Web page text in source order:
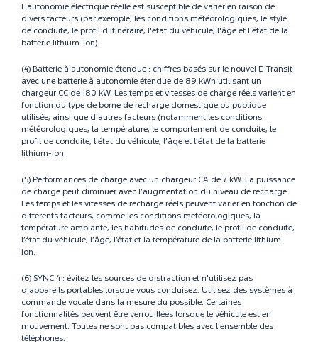
L'autonomie électrique réelle est susceptible de varier en raison de
divers facteurs (par exemple, les conditions météorologiques, le style
de conduite, le profil d'itinéraire, l'état du véhicule, l'âge et l'état de la
batterie lithium-ion).
(4) Batterie à autonomie étendue : chiffres basés sur le nouvel E-Transit
avec une batterie à autonomie étendue de 89 kWh utilisant un
chargeur CC de 180 kW. Les temps et vitesses de charge réels varient en
fonction du type de borne de recharge domestique ou publique
utilisée, ainsi que d'autres facteurs (notamment les conditions
météorologiques, la température, le comportement de conduite, le
profil de conduite, l'état du véhicule, l'âge et l'état de la batterie
lithium-ion.
(5) Performances de charge avec un chargeur CA de 7 kW. La puissance
de charge peut diminuer avec l’augmentation du niveau de recharge.
Les temps et les vitesses de recharge réels peuvent varier en fonction de
différents facteurs, comme les conditions météorologiques, la
température ambiante, les habitudes de conduite, le profil de conduite,
l’état du véhicule, l’âge, l’état et la température de la batterie lithium-
ion.
(6) SYNC 4 : évitez les sources de distraction et n'utilisez pas
d'appareils portables lorsque vous conduisez. Utilisez des systèmes à
commande vocale dans la mesure du possible. Certaines
fonctionnalités peuvent être verrouillées lorsque le véhicule est en
mouvement. Toutes ne sont pas compatibles avec l'ensemble des
téléphones.